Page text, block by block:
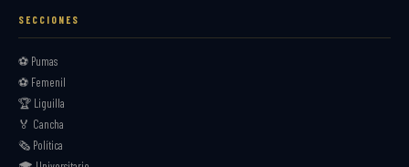
SECCIONES
⚽ Pumas
⚽ Femenil
🏆 Liguilla
🏅 Cancha
🗞️ Política